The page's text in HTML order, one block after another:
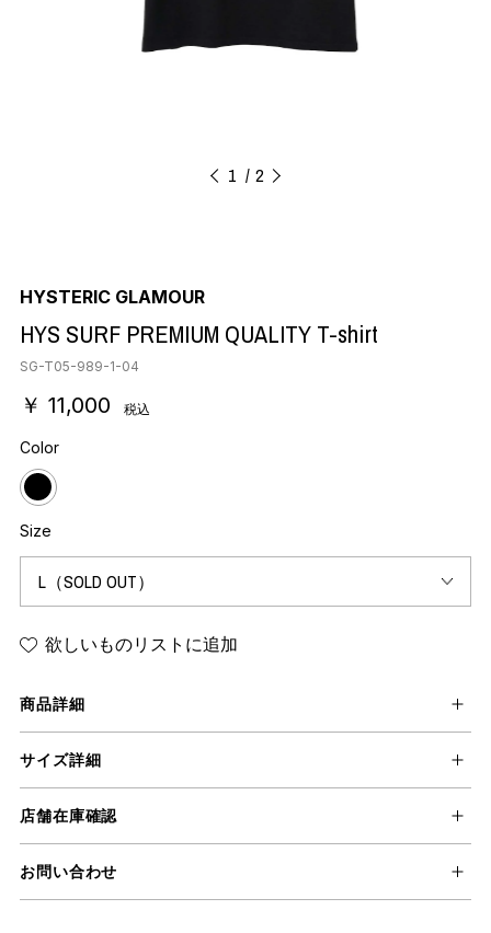
1 2
HYSTERIC GLAMOUR
HYS SURF PREMIUM QUALITY T-shirt
SG-T05-989-1-04
￥ 11,000 税込
Color
Size
欲しいものリストに追加
商品詳細
サイズ詳細
店舗在庫確認
お問い合わせ